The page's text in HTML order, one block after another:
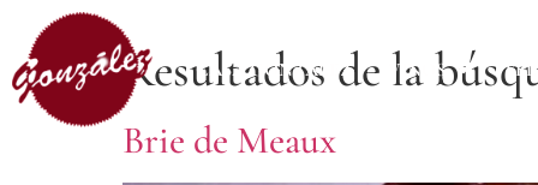
CASA GONZÁLEZ VINOS
Resultados de la
Brie de Meaux